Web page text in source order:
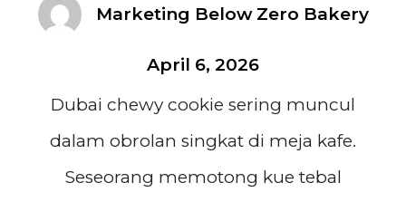
Marketing Below Zero Bakery
April 6, 2026
Dubai chewy cookie sering muncul
dalam obrolan singkat di meja kafe.
Seseorang memotong kue tebal